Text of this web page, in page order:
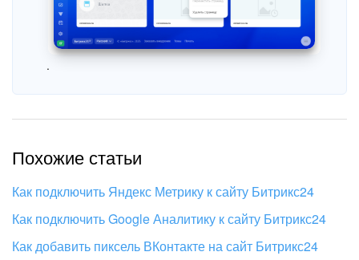
ВХОД
.
Похожие статьи
Как подключить Яндекс Метрику к сайту Битрикс24
Как подключить Google Аналитику к сайту Битрикс24
Как добавить пиксель ВКонтакте на сайт Битрикс24